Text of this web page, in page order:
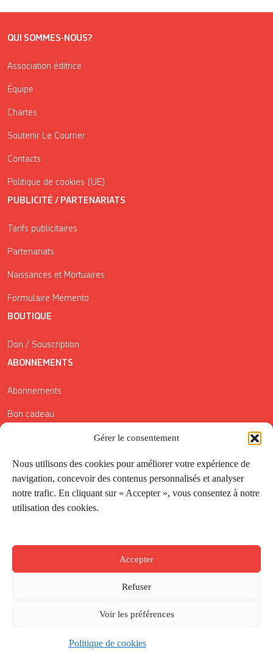
Gérer le consentement
Nous utilisons des cookies pour améliorer votre expérience de
navigation, concevoir des contenus personnalisés et analyser
notre trafic. En cliquant sur « Accepter », vous consentez à notre
utilisation des cookies.
Accepter
Refuser
Voir les préférences
Politique de cookies
QUI SOMMES-NOUS?
Association éditrice
Équipe
Chartes
Soutenir Le Courrier
Contacts
Politique de cookies (UE)
PUBLICITÉ / PARTENARIATS
Tarifs publicitaires
Partenariats
Naissances et Mortuaires
Formulaire Mémento
BOUTIQUE
Don / Souscription
ABONNEMENTS
Abonnements
Bon cadeau
Conditions générales de vente
Réductions de la Carte Côté Courrier
Application